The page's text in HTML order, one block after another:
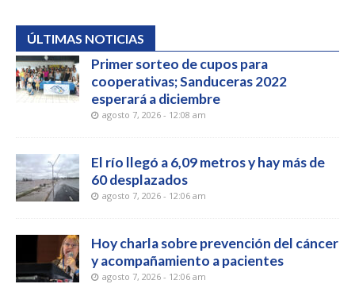
ÚLTIMAS NOTICIAS
Primer sorteo de cupos para
cooperativas; Sanduceras 2022
esperará a diciembre
agosto 7, 2026 - 12:08 am
El río llegó a 6,09 metros y hay más de
60 desplazados
agosto 7, 2026 - 12:06 am
Hoy charla sobre prevención del cáncer
y acompañamiento a pacientes
agosto 7, 2026 - 12:06 am